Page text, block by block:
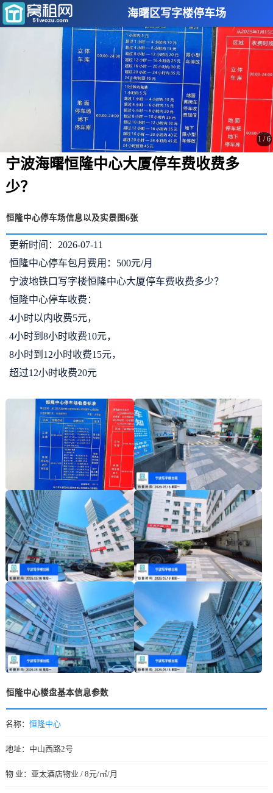
海曙区写字楼停车场
1 /6
宁波海曙恒隆中心大厦停车费收费多
少？
恒隆中心停车场信息以及实景图6张
更新时间：2026-07-11
恒隆中心停车包月费用：500元/月
宁波地铁口写字楼恒隆中心大厦停车费收费多少？
恒隆中心停车收费：
4小时以内收费5元，
4小时到8小时收费10元，
8小时到12小时收费15元，
超过12小时收费20元
恒隆中心楼盘基本信息参数
名称： 恒隆中心
地址：中山西路2号
物 业：亚太酒店物业 / 8元/㎡/月